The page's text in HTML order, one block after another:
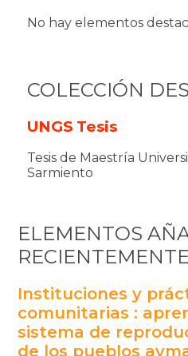
No hay elementos
COLECCIÓN
UNGS Tesis
Tesis de Maestría
Sarmiento
ELEMENTOS
RECIENTEMENTE
Instituciones y
comunitarias :
sistema de
de los pueblos